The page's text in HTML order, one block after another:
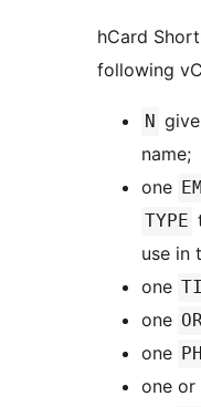
hCard
following
N
name;
one
TYPE
use in
one
one
one
one or